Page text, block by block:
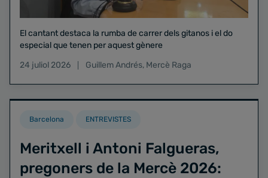
El cantant destaca la rumba de carrer dels gitanos i el do
especial que tenen per aquest gènere
24 juliol 2026
Guillem Andrés, Mercè Raga
Barcelona ENTREVISTES
Meritxell i Antoni Falgueras,
pregoners de la Mercè 2026: